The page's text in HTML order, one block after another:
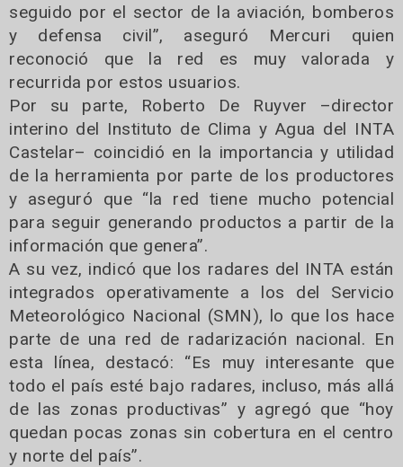
seguido por el sector de la aviación, bomberos
y defensa civil”, aseguró Mercuri quien
reconoció que la red es muy valorada y
recurrida por estos usuarios.
Por su parte, Roberto De Ruyver –director
interino del Instituto de Clima y Agua del INTA
Castelar– coincidió en la importancia y utilidad
de la herramienta por parte de los productores
y aseguró que “la red tiene mucho potencial
para seguir generando productos a partir de la
información que genera”.
A su vez, indicó que los radares del INTA están
integrados operativamente a los del Servicio
Meteorológico Nacional (SMN), lo que los hace
parte de una red de radarización nacional. En
esta línea, destacó: “Es muy interesante que
todo el país esté bajo radares, incluso, más allá
de las zonas productivas” y agregó que “hoy
quedan pocas zonas sin cobertura en el centro
y norte del país”.